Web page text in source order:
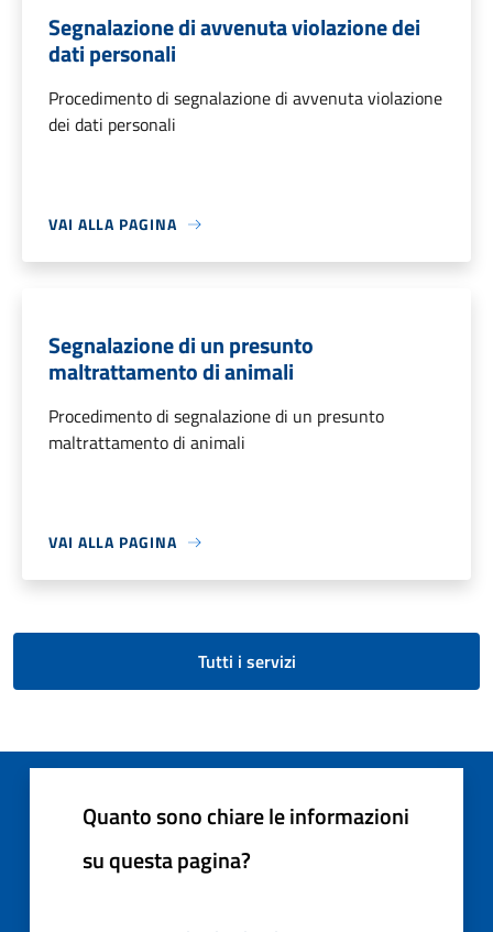
Segnalazione di avvenuta violazione dei
dati personali
Procedimento di segnalazione di avvenuta violazione
dei dati personali
VAI ALLA PAGINA
Segnalazione di un presunto
maltrattamento di animali
Procedimento di segnalazione di un presunto
maltrattamento di animali
VAI ALLA PAGINA
Tutti i servizi
Quanto sono chiare le informazioni
su questa pagina?